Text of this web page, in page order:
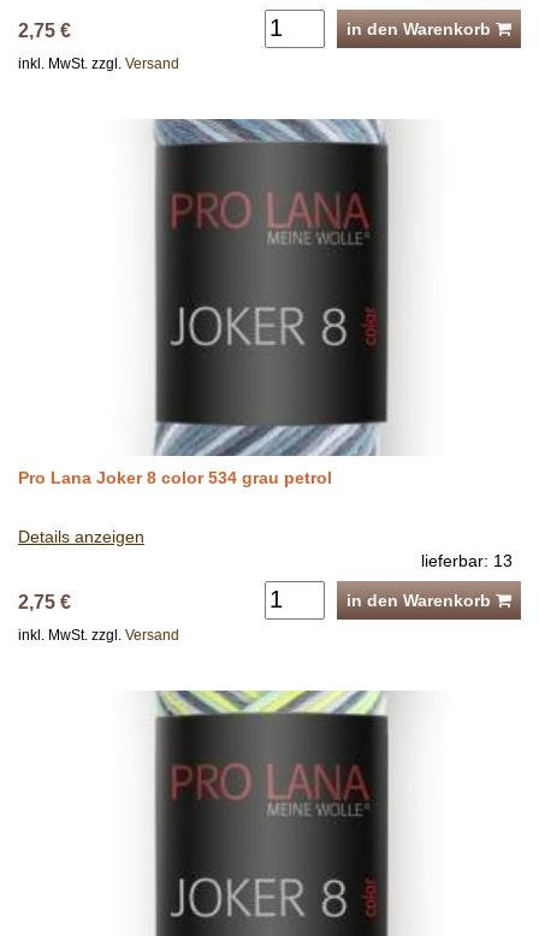
2,75 € in den Warenkorb
inkl. MwSt. zzgl. Versand
Pro Lana Joker 8 color 534 grau petrol
Details anzeigen
lieferbar: 13
2,75 € in den Warenkorb
inkl. MwSt. zzgl. Versand